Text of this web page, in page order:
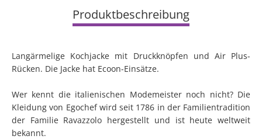
Produktbeschreibung
Langärmelige Kochjacke mit Druckknöpfen und Air Plus-
Rücken. Die Jacke hat Ecoon-Einsätze.
Wer kennt die italienischen Modemeister noch nicht? Die
Kleidung von Egochef wird seit 1786 in der Familientradition
der Familie Ravazzolo hergestellt und ist heute weltweit
bekannt.